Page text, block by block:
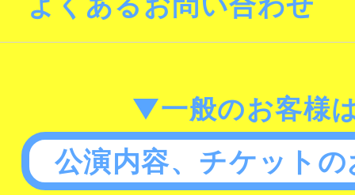
▼一般のお客様
公演内容、チケット